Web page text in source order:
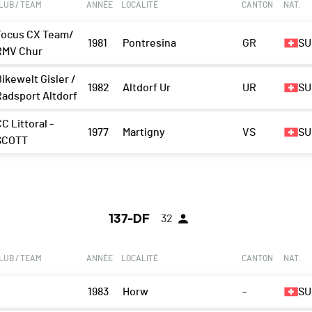
/ TEAM ANNÉE LOCALITÉ CANTON NAT.
CX Team/
Chur
1981 Pontresina GR
Gisler /
Altdorf
1982 Altdorf Ur UR
Littoral -
1977 Martigny VS
137-DF 32
/ TEAM ANNÉE LOCALITÉ CANTON NAT.
1983 Horw -